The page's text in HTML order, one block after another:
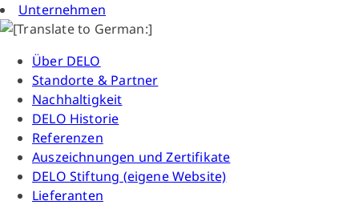
Unternehmen
Über DELO
Standorte & Partner
Nachhaltigkeit
DELO Historie
Referenzen
Auszeichnungen und Zertifikate
DELO Stiftung (eigene Website)
Lieferanten